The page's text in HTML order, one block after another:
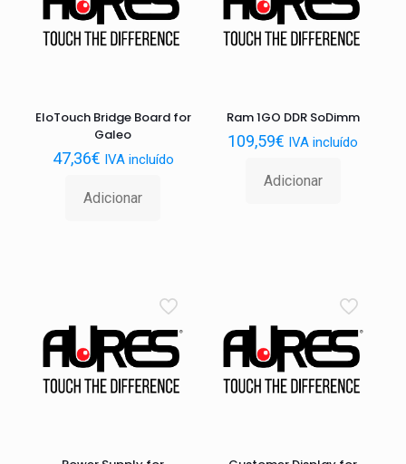
EloTouch Bridge Board for
Galeo
47,36€ IVA incluído
Adicionar
Ram 1GO DDR SoDimm
109,59€ IVA incluído
Adicionar